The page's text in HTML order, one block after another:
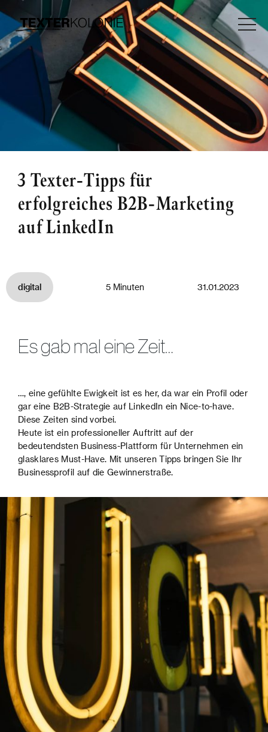
3 Texter-Tipps für
erfolgreiches B2B-Marketing
auf LinkedIn
digital 5 Minuten 31.01.2023
Es gab mal eine Zeit…
…, eine gefühlte Ewigkeit ist es her, da war ein Profil oder
gar eine B2B-Strategie auf LinkedIn ein Nice-to-have.
Diese Zeiten sind vorbei.
Heute ist ein professioneller Auftritt auf der
bedeutendsten Business-Plattform für Unternehmen ein
glasklares Must-Have. Mit unseren Tipps bringen Sie Ihr
Businessprofil auf die Gewinnerstraße.